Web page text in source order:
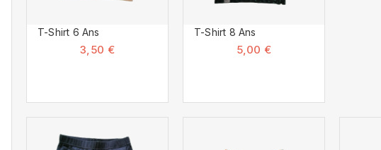
T-Shirt 6 Ans
3,50 €
T-Shirt 8 Ans
5,00 €